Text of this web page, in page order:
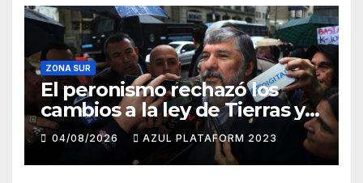
ZONA SUR
El peronismo rechazó los
cambios a la ley de Tierras y
convocó a movilizarse el
jueves en contra del
Gobierno
04/08/2026 AZUL PLATAFORM 2023